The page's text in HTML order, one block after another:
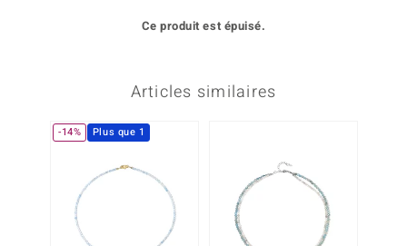
Collection
Ce produit est épuisé.
Articles similaires
-14% Plus que 1